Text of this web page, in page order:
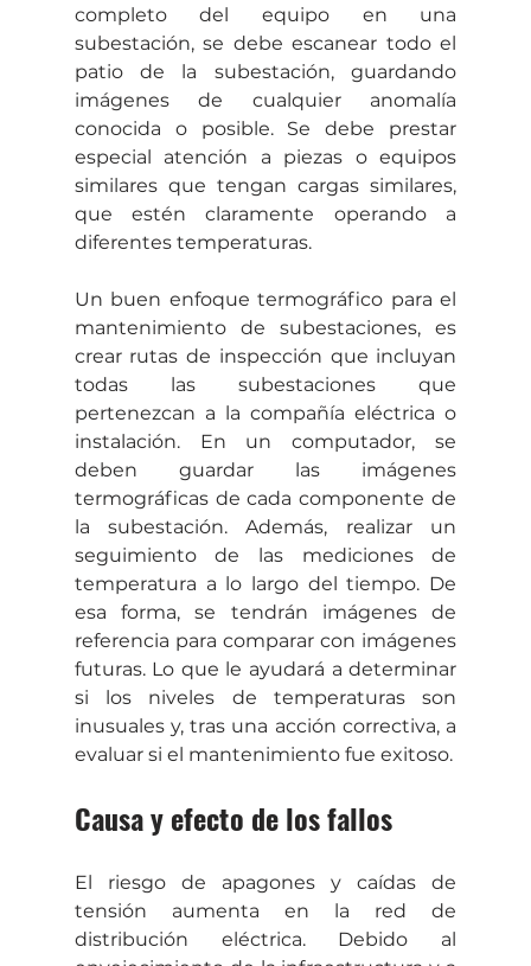
completo del equipo en una
subestación, se debe escanear todo el
patio de la subestación, guardando
imágenes de cualquier anomalía
conocida o posible. Se debe prestar
especial atención a piezas o equipos
similares que tengan cargas similares,
que estén claramente operando a
diferentes temperaturas.
Un buen enfoque termográfico para el
mantenimiento de subestaciones, es
crear rutas de inspección que incluyan
todas las subestaciones que
pertenezcan a la compañía eléctrica o
instalación. En un computador, se
deben guardar las imágenes
termográficas de cada componente de
la subestación. Además, realizar un
seguimiento de las mediciones de
temperatura a lo largo del tiempo. De
esa forma, se tendrán imágenes de
referencia para comparar con imágenes
futuras. Lo que le ayudará a determinar
si los niveles de temperaturas son
inusuales y, tras una acción correctiva, a
evaluar si el mantenimiento fue exitoso.
Causa y efecto de los fallos
El riesgo de apagones y caídas de
tensión aumenta en la red de
distribución eléctrica. Debido al